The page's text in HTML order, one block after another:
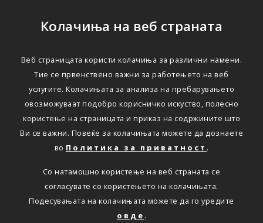
Колачиња на веб страната
Веб страницата користи колачиња за различни намени.
Тие се првенствено важни за работењето на веб
услугите. Колачињата за анализа на пребарувањето
овозможуваат подобро корисничко искуство, полесно
користење на страницата и приказ на содржините што
Ви се важни. Повеќе за колачињата можете да дознаете
во Политика за приватност .
Со натамошно користење на веб страната се
согласувате со користењето на колачињата.
Подесувањата на колачињата можете да го уредите
овде .